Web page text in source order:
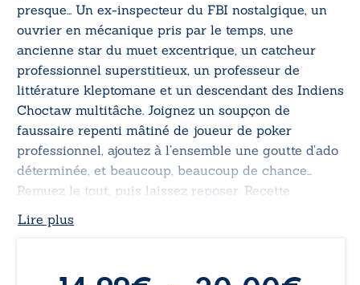
presque… Un ex-inspecteur du FBI nostalgique, un
ouvrier en mécanique pris par le temps, une
ancienne star du muet excentrique, un catcheur
professionnel superstitieux, un professeur de
littérature kleptomane et un descendant des Indiens
Choctaw multitâche. Joignez un soupçon de
faussaire repenti mâtiné de joueur de poker
professionnel, ajoutez à l’ensemble une goutte d’ado
déterminée, et beaucoup, beaucoup de chance…
Remuez le tout, puis laissez reposer. Recette
Girafes, direz-vous ? Patience, vous allez
Lire plus